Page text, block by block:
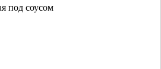
под соусом